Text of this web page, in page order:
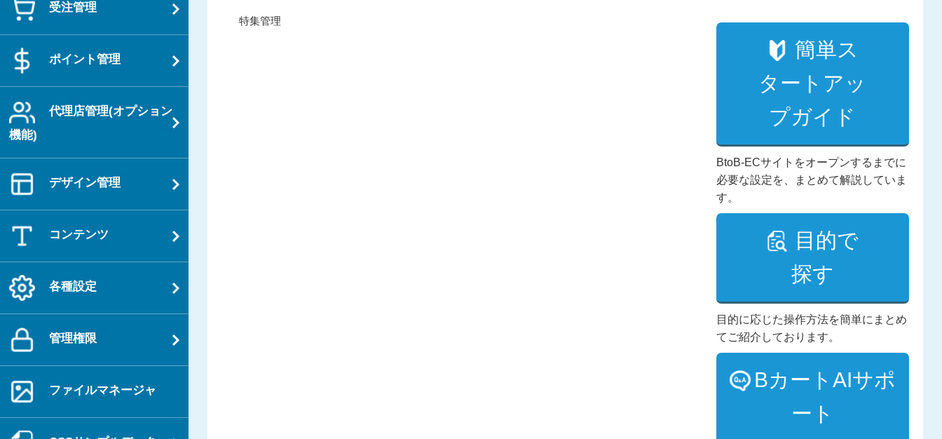
受注管理
ポイント管理
代理店管理(オプション
機能)
デザイン管理
コンテンツ
各種設定
管理権限
ファイルマネージャ
過
特集管理
簡単ス
タートアッ
プガイド
BtoB-ECサイトをオープンするまでに
必要な設定を、まとめて解説していま
す。
目的で
探す
目的に応じた操作方法を簡単にまとめ
てご紹介しております。
BカートAIサポ
ート